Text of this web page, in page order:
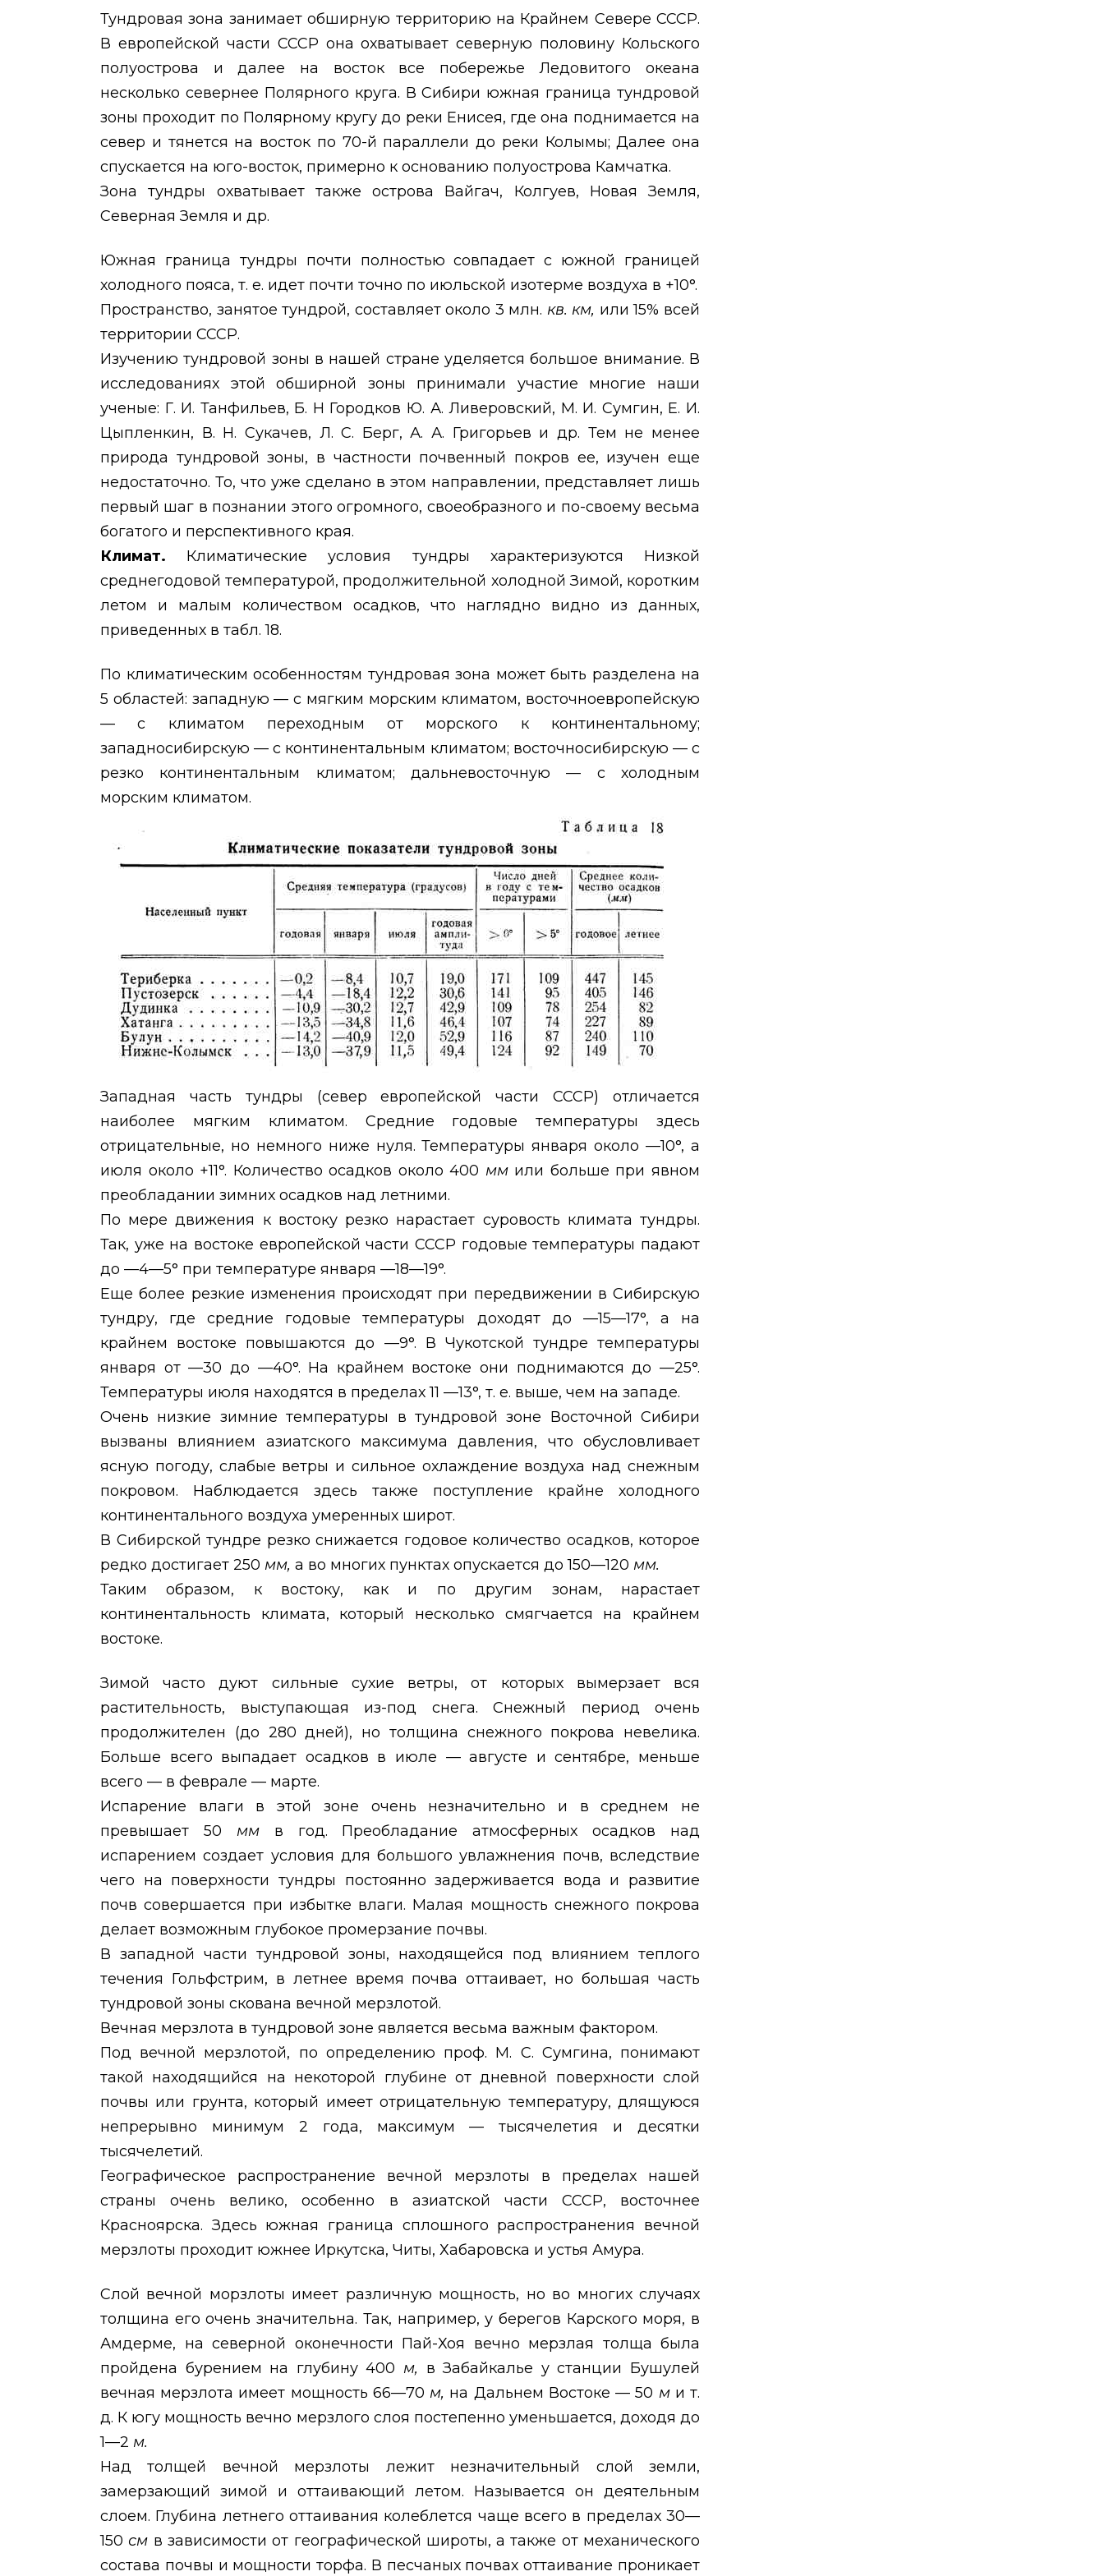
Тундровая зона занимает обширную территорию на Крайнем Севере СССР.
В европейской части СССР она охватывает северную половину Кольского
полуострова и далее на восток все побережье Ледовитого океана
несколько севернее Полярного круга. В Сибири южная граница тундровой
зоны проходит по Полярному кругу до реки Енисея, где она поднимается на
север и тянется на восток по 70-й параллели до реки Колымы; Далее она
спускается на юго-восток, примерно к основанию полуострова Камчатка.
Зона тундры охватывает также острова Вайгач, Колгуев, Новая Земля,
Северная Земля и др.
Южная граница тундры почти полностью совпадает с южной границей
холодного пояса, т. е. идет почти точно по июльской изотерме воздуха в +10°.
Пространство, занятое тундрой, составляет около 3 млн. кв. км, или 15% всей
территории СССР.
Изучению тундровой зоны в нашей стране уделяется большое внимание. В
исследованиях этой обширной зоны принимали участие многие наши
ученые: Г. И. Танфильев, Б. Н Городков Ю. А. Ливеровский, М. И. Сумгин, Е. И.
Цыпленкин, В. Н. Сукачев, Л. С. Берг, А. А. Григорьев и др. Тем не менее
природа тундровой зоны, в частности почвенный покров ее, изучен еще
недостаточно. То, что уже сделано в этом направлении, представляет лишь
первый шаг в познании этого огромного, своеобразного и по-своему весьма
богатого и перспективного края.
Климат. Климатические условия тундры характеризуются Низкой
среднегодовой температурой, продолжительной холодной Зимой, коротким
летом и малым количеством осадков, что наглядно видно из данных,
приведенных в табл. 18.
По климатическим особенностям тундровая зона может быть разделена на
5 областей: западную — с мягким морским климатом, восточноевропейскую
— с климатом переходным от морского к континентальному;
западносибирскую — с континентальным климатом; восточносибирскую — с
резко континентальным климатом; дальневосточную — с холодным
морским климатом.
Западная часть тундры (север европейской части СССР) отличается
наиболее мягким климатом. Средние годовые температуры здесь
отрицательные, но немного ниже нуля. Температуры января около —10°, а
июля около +11°. Количество осадков около 400 мм или больше при явном
преобладании зимних осадков над летними.
По мере движения к востоку резко нарастает суровость климата тундры.
Так, уже на востоке европейской части СССР годовые температуры падают
до —4—5° при температуре января —18—19°.
Еще более резкие изменения происходят при передвижении в Сибирскую
тундру, где средние годовые температуры доходят до —15—17°, а на
крайнем востоке повышаются до —9°. В Чукотской тундре температуры
января от —30 до —40°. На крайнем востоке они поднимаются до —25°.
Температуры июля находятся в пределах 11 —13°, т. е. выше, чем на западе.
Очень низкие зимние температуры в тундровой зоне Восточной Сибири
вызваны влиянием азиатского максимума давления, что обусловливает
ясную погоду, слабые ветры и сильное охлаждение воздуха над снежным
покровом. Наблюдается здесь также поступление крайне холодного
континентального воздуха умеренных широт.
В Сибирской тундре резко снижается годовое количество осадков, которое
редко достигает 250 мм, а во многих пунктах опускается до 150—120 мм.
Таким образом, к востоку, как и по другим зонам, нарастает
континентальность климата, который несколько смягчается на крайнем
востоке.
Зимой часто дуют сильные сухие ветры, от которых вымерзает вся
растительность, выступающая из-под снега. Снежный период очень
продолжителен (до 280 дней), но толщина снежного покрова невелика.
Больше всего выпадает осадков в июле — августе и сентябре, меньше
всего — в феврале — марте.
Испарение влаги в этой зоне очень незначительно и в среднем не
превышает 50 мм в год. Преобладание атмосферных осадков над
испарением создает условия для большого увлажнения почв, вследствие
чего на поверхности тундры постоянно задерживается вода и развитие
почв совершается при избытке влаги. Малая мощность снежного покрова
делает возможным глубокое промерзание почвы.
В западной части тундровой зоны, находящейся под влиянием теплого
течения Гольфстрим, в летнее время почва оттаивает, но большая часть
тундровой зоны скована вечной мерзлотой.
Вечная мерзлота в тундровой зоне является весьма важным фактором.
Под вечной мерзлотой, по определению проф. М. С. Сумгина, понимают
такой находящийся на некоторой глубине от дневной поверхности слой
почвы или грунта, который имеет отрицательную температуру, длящуюся
непрерывно минимум 2 года, максимум — тысячелетия и десятки
тысячелетий.
Географическое распространение вечной мерзлоты в пределах нашей
страны очень велико, особенно в азиатской части СССР, восточнее
Красноярска. Здесь южная граница сплошного распространения вечной
мерзлоты проходит южнее Иркутска, Читы, Хабаровска и устья Амура.
Слой вечной морзлоты имеет различную мощность, но во многих случаях
толщина его очень значительна. Так, например, у берегов Карского моря, в
Амдерме, на северной оконечности Пай-Хоя вечно мерзлая толща была
пройдена бурением на глубину 400 м, в Забайкалье у станции Бушулей
вечная мерзлота имеет мощность 66—70 м, на Дальнем Востоке — 50 м и т.
д. К югу мощность вечно мерзлого слоя постепенно уменьшается, доходя до
1—2 м.
Над толщей вечной мерзлоты лежит незначительный слой земли,
замерзающий зимой и оттаивающий летом. Называется он деятельным
слоем. Глубина летнего оттаивания колеблется чаще всего в пределах 30—
150 см в зависимости от географической широты, а также от механического
состава почвы и мощности торфа. В песчаных почвах оттаивание проникает